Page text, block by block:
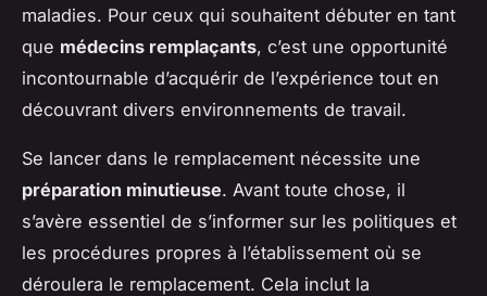
maladies. Pour ceux qui souhaitent débuter en tant
que médecins remplaçants, c’est une opportunité
incontournable d’acquérir de l’expérience tout en
découvrant divers environnements de travail.
Se lancer dans le remplacement nécessite une
préparation minutieuse. Avant toute chose, il
s’avère essentiel de s’informer sur les politiques et
les procédures propres à l’établissement où se
déroulera le remplacement. Cela inclut la